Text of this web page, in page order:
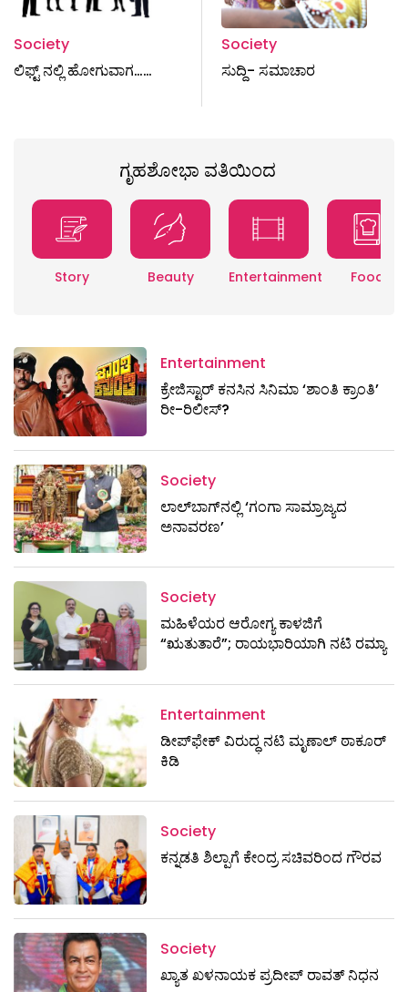
Society
ಲಿಫ್ಟ್ ನಲ್ಲಿ ಹೋಗುವಾಗ……
Society
ಸುದ್ದಿ- ಸಮಾಚಾರ
ಗೃಹಶೋಭಾ ವತಿಯಿಂದ
Story Beauty Entertainment Food
Entertainment
ಕ್ರೇಜಿಸ್ಟಾರ್ ಕನಸಿನ ಸಿನಿಮಾ ‘ಶಾಂತಿ ಕ್ರಾಂತಿ’
ರೀ-ರಿಲೀಸ್?
Society
ಲಾಲ್‌ಬಾಗ್‌ನಲ್ಲಿ ‘ಗಂಗಾ ಸಾಮ್ರಾಜ್ಯದ
ಅನಾವರಣ’
Society
ಮಹಿಳೆಯರ ಆರೋಗ್ಯ ಕಾಳಜಿಗೆ
“ಋತುತಾರೆ”; ರಾಯಭಾರಿಯಾಗಿ ನಟಿ ರಮ್ಯಾ
Entertainment
ಡೀಪ್‌ಫೇಕ್ ವಿರುದ್ಧ ನಟಿ ಮೃಣಾಲ್ ಠಾಕೂರ್
ಕಿಡಿ
Society
ಕನ್ನಡತಿ ಶಿಲ್ಪಾಗೆ ಕೇಂದ್ರ ಸಚಿವರಿಂದ ಗೌರವ
Society
ಖ್ಯಾತ ಖಳನಾಯಕ ಪ್ರದೀಪ್ ರಾವತ್‌ ನಿಧನ